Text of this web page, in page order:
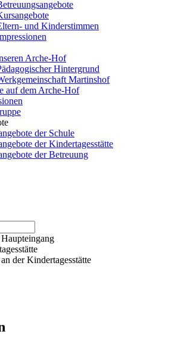
und Kinderstimmen
Arche-Hof
Hintergrund
Martinshof
auf dem Arche-Hof
der Schule
der Kindertagesstätte
der Betreuung